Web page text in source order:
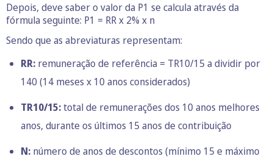
Depois, deve saber o valor da P1 se calcula através da
fórmula seguinte: P1 = RR x 2% x n
Sendo que as abreviaturas representam:
RR: remuneração de referência = TR10/15 a dividir por
140 (14 meses x 10 anos considerados)
TR10/15:total de remunerações dos 10 anos melhores
anos, durante os últimos 15 anos de contribuição
N: número de anos de descontos (mínimo 15 e máximo